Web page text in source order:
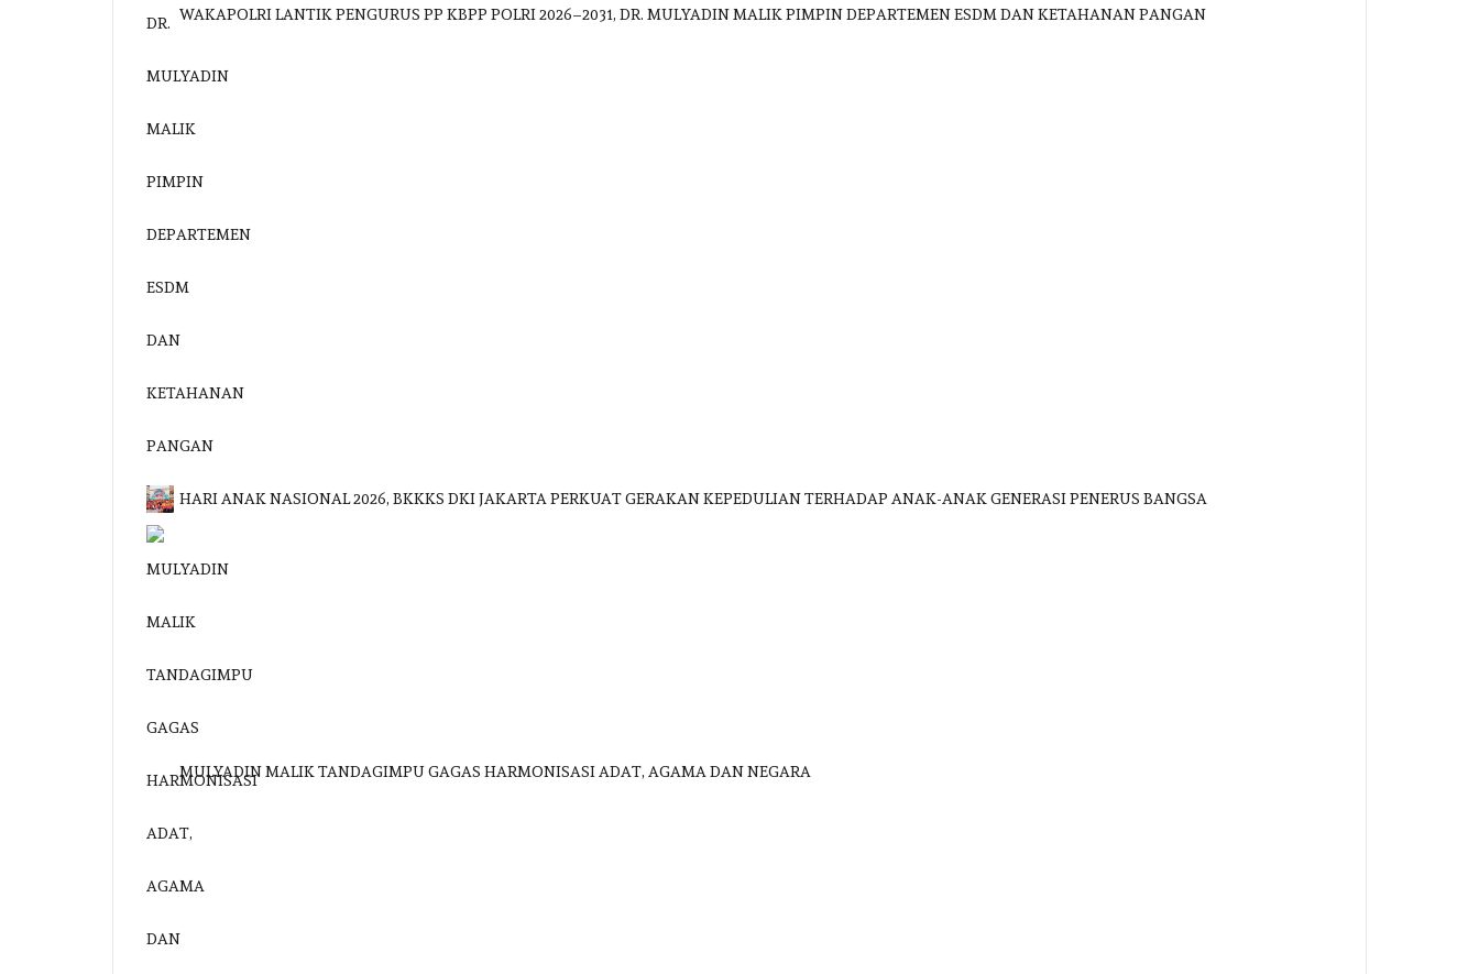
WAKAPOLRI LANTIK PENGURUS PP KBPP POLRI 2026–2031, DR. MULYADIN MALIK PIMPIN DEPARTEMEN ESDM DAN KETAHANAN PANGAN
HARI ANAK NASIONAL 2026, BKKKS DKI JAKARTA PERKUAT GERAKAN KEPEDULIAN TERHADAP ANAK-ANAK GENERASI PENERUS BANGSA
MULYADIN MALIK TANDAGIMPU GAGAS HARMONISASI ADAT, AGAMA DAN NEGARA